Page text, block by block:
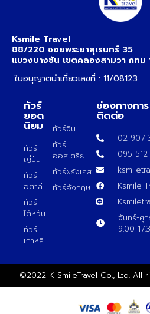
Ksmile Travel
88/220 ซอยพระยาสุเรนทร์ 35
แขวงบางชัน เขตคลองสามวา กทม
ใบอนุญาตนำเที่ยวเลขที่ : 11/08123
ทัวร์
ยอด
นิยม
ทัวร์
ญี่ปุ่น
ทัวร์
อิตาลี
ทัวร์
ไต้หวัน
ทัวร์
เกาหลี
ทัวร์จีน
ทัวร์
ออสเตรีย
ทัวร์ฝรั่งเศส
ทัวร์อังกฤษ
ช่องทางการ
ติดต่อ
02-907-
095-
Ksmile
จันทร์-ศุ
9.00-
©2022 K SmileTravel Co., Ltd. All